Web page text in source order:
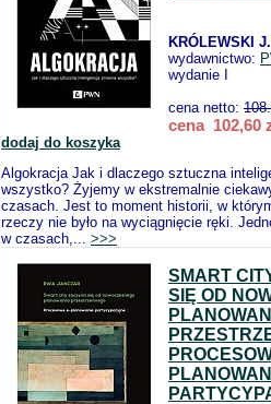
KRÓLEWSKI
wydawnictwo:
wydanie I
cena netto:
cena 102,60
dodaj do koszyka
Algokracja Jak i dlaczego sztuczna
wszystko? Żyjemy w ekstremalnie
czasach. Jest to moment historii, w
rzeczy nie było na wyciągnięcie ręki.
w czasach,... >>>
SMART
SIĘ OD